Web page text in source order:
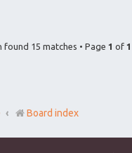
found 15 matches • Page 1 of 1
Board index